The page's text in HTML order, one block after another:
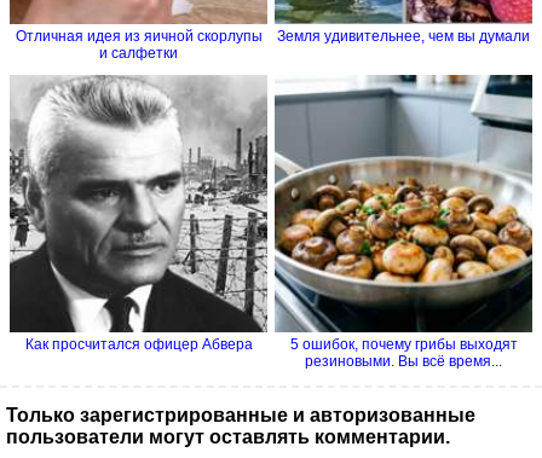
Отличная идея из яичной скорлупы
и салфетки
Земля удивительнее, чем вы думали
Как просчитался офицер Абвера
5 ошибок, почему грибы выходят
резиновыми. Вы всё время...
Только зарегистрированные и авторизованные
пользователи могут оставлять комментарии.